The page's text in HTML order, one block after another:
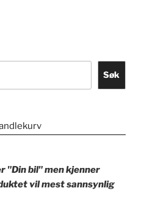
Søk
"Din bil" men kjenner
vil mest sannsynlig